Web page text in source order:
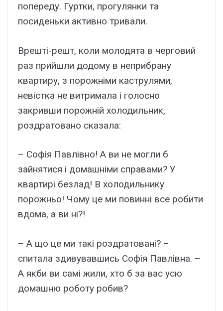
попереду. Гуртки, прогулянки та
посиденьки активно тривали.
Врешті-решт, коли молодята в черговий
раз прийшли додому в неприбрану
квартиру, з порожніми каструлями,
невістка не витримала і голосно
закривши порожній холодильник,
роздратовано сказала:
– Софія Павлівно! А ви не могли б
зайнятися і домашніми справами? У
квартирі безлад! В холодильнику
порожньо! Чому це ми повинні все робити
вдома, а ви ні?!
– А що це ми такі роздратовані? –
спитала здивувавшись Софія Павлівна. –
А якби ви самі жили, хто б за вас усю
домашню роботу робив?